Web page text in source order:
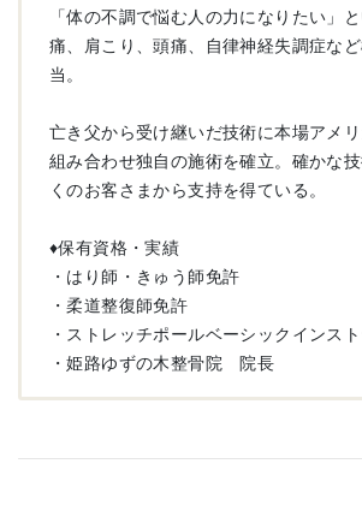
「体の不調で悩む人の力になりたい」
痛、肩こり、頭痛、自律神経失調症な
当。
亡き父から受け継いだ技術に本場アメ
組み合わせ独自の施術を確立。確かな
くのお客さまから支持を得ている。
♦︎保有資格・実績
・はり師・きゅう師免許
・柔道整復師免許
・ストレッチポールベーシックインス
・姫路ゆずの木整骨院 院長